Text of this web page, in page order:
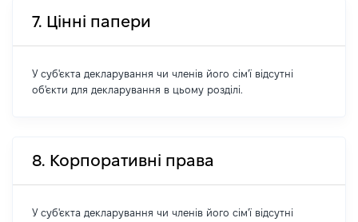
7. Цінні папери
У суб'єкта декларування чи членів його сім'ї відсутні
об'єкти для декларування в цьому розділі.
8. Корпоративні права
У суб'єкта декларування чи членів його сім'ї відсутні